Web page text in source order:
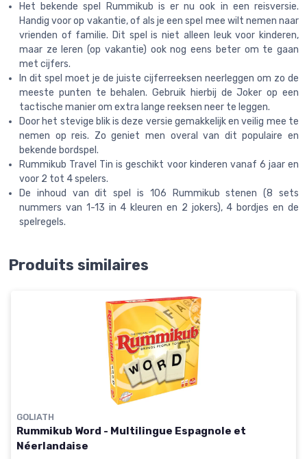
Het bekende spel Rummikub is er nu ook in een reisversie.
Handig voor op vakantie, of als je een spel mee wilt nemen naar
vrienden of familie. Dit spel is niet alleen leuk voor kinderen,
maar ze leren (op vakantie) ook nog eens beter om te gaan
met cijfers.
In dit spel moet je de juiste cijferreeksen neerleggen om zo de
meeste punten te behalen. Gebruik hierbij de Joker op een
tactische manier om extra lange reeksen neer te leggen.
Door het stevige blik is deze versie gemakkelijk en veilig mee te
nemen op reis. Zo geniet men overal van dit populaire en
bekende bordspel.
Rummikub Travel Tin is geschikt voor kinderen vanaf 6 jaar en
voor 2 tot 4 spelers.
De inhoud van dit spel is 106 Rummikub stenen (8 sets
nummers van 1-13 in 4 kleuren en 2 jokers), 4 bordjes en de
spelregels.
Produits similaires
GOLIATH
Rummikub Word - Multilingue Espagnole et
Néerlandaise